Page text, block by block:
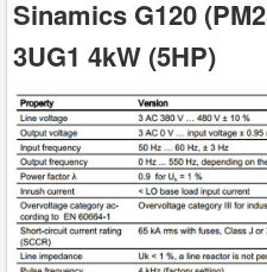
Sinamics G120
3UG1 4kW (5HP)